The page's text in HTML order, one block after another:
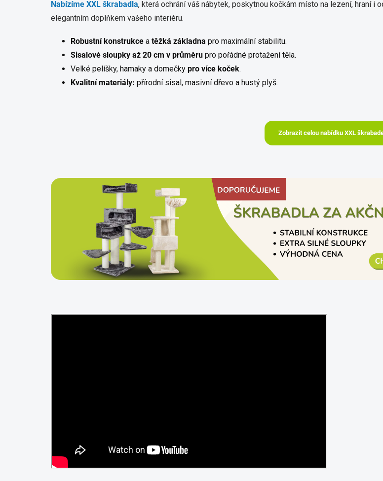
Nabízíme XXL škrabadla, která ochrání váš nábytek, poskytnou kočkám místo na lezení, hraní i
elegantním doplňkem vašeho interiéru.
Robustní konstrukce a těžká základna pro maximální stabilitu.
Sisalové sloupky až 20 cm v průměru pro pořádné protažení těla.
Velké pelíšky, hamaky a domečky pro více koček.
Kvalitní materiály: přírodní sisal, masivní dřevo a hustý plyš.
Zobrazit celou nabídku XXL